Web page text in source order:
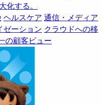
する。
ヘルスケア 通信・メディア
ゼーション クラウドへの移
の顧客ビュー